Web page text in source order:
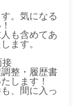
。気になる
も含めてあ
ます。
整・履歴書
します！
、間に入っ